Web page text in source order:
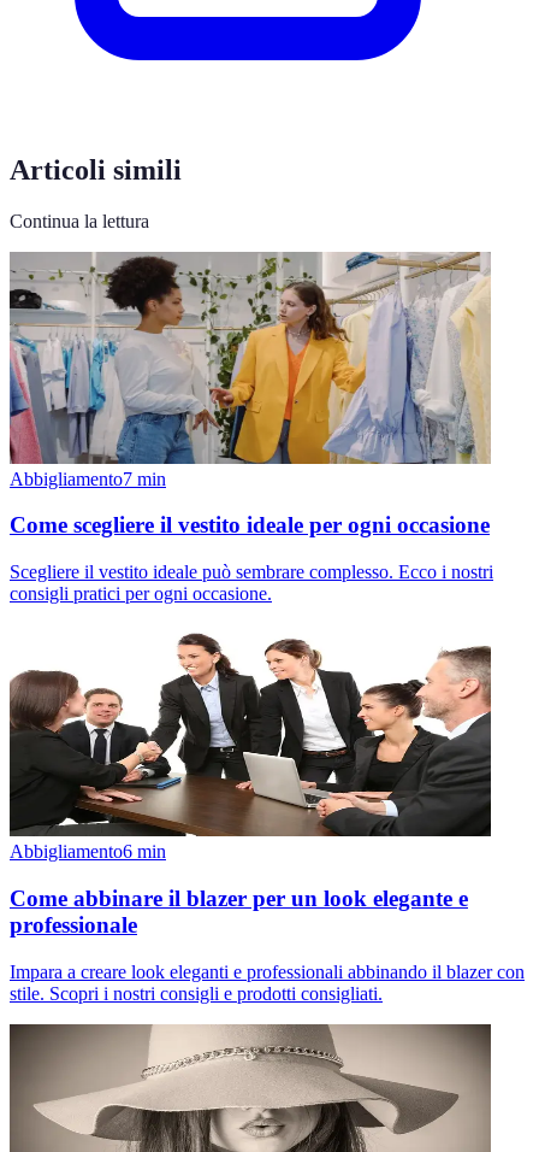
Articoli simili
Continua la lettura
Abbigliamento7 min
Come scegliere il vestito ideale per ogni occasione
Scegliere il vestito ideale può sembrare complesso. Ecco i nostri
consigli pratici per ogni occasione.
Abbigliamento6 min
Come abbinare il blazer per un look elegante e
professionale
Impara a creare look eleganti e professionali abbinando il blazer con
stile. Scopri i nostri consigli e prodotti consigliati.